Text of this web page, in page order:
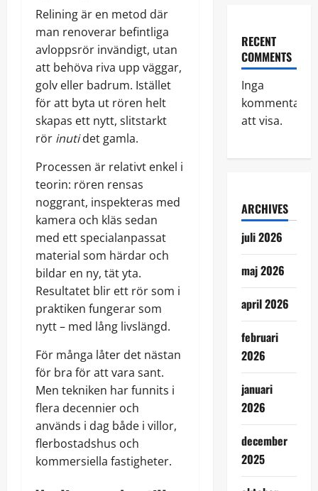
Relining är en metod där
man renoverar befintliga
avloppsrör invändigt, utan
att behöva riva upp väggar,
golv eller badrum. Istället
för att byta ut rören helt
skapas ett nytt, slitstarkt
rör inutidet gamla.
Processen är relativt enkel i
teorin: rören rensas
noggrant, inspekteras med
kamera och kläs sedan
med ett specialanpassat
material som härdar och
bildar en ny, tät yta.
Resultatet blir ett rör som i
praktiken fungerar som
nytt – med lång livslängd.
För många låter det nästan
för bra för att vara sant.
Men tekniken har funnits i
flera decennier och
används i dag både i villor,
flerbostadshus och
kommersiella fastigheter.
RECENT
COMMENTS
Inga
kommentarer
att visa.
ARCHIVES
juli 2026
maj 2026
april 2026
februari
2026
januari
2026
december
2025